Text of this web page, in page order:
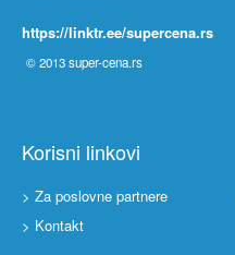
https://linktr.ee/supercena.rs
© 2013super-cena.rs
Korisni linkovi
> Za poslovne partnere
> Kontakt